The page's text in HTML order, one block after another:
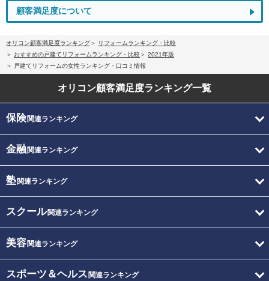
顧客満足度について
オリコン顧客満足度ランキング
リフォームランキング・比較
おすすめの戸建てリフォームランキング・比較
2021年版
戸建てリフォームの女性ランキング・口コミ情報
オリコン顧客満足度ランキング一覧
保険関連ランキング
金融関連ランキング
塾関連ランキング
スクール関連ランキング
美容関連ランキング
スポーツ＆ヘルス 関連ランキング